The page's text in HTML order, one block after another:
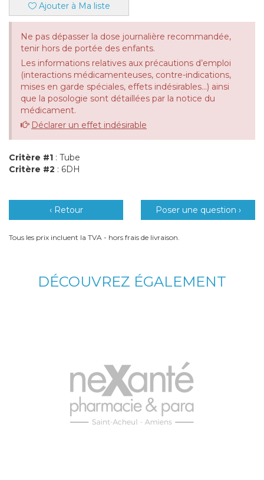
Ajouter à Ma liste
Ne pas dépasser la dose journalière recommandée,
tenir hors de portée des enfants.
Les informations relatives aux précautions d’emploi
(interactions médicamenteuses, contre-indications,
mises en garde spéciales, effets indésirables...) ainsi
que la posologie sont détaillées par la notice du
médicament.
Déclarer un effet indésirable
Critère #1 : Tube
Critère #2 : 6DH
‹ Retour Poser une question ›
Tous les prix incluent la TVA - hors frais de livraison.
DÉCOUVREZ ÉGALEMENT